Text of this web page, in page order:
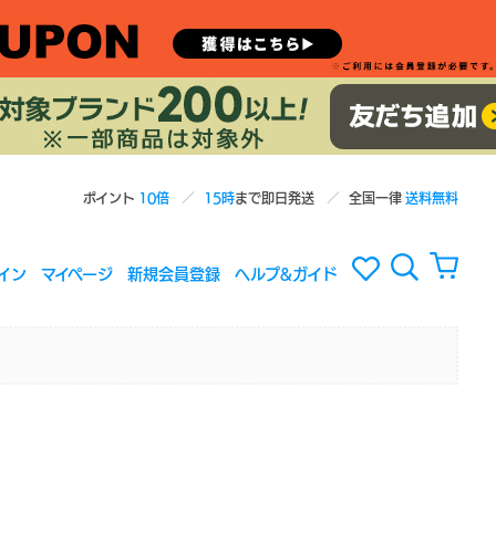
ポイント 10倍 15時まで即日発送 全国一律送料無料
ン マイページ 新規会員登録 ヘルプ&ガイド